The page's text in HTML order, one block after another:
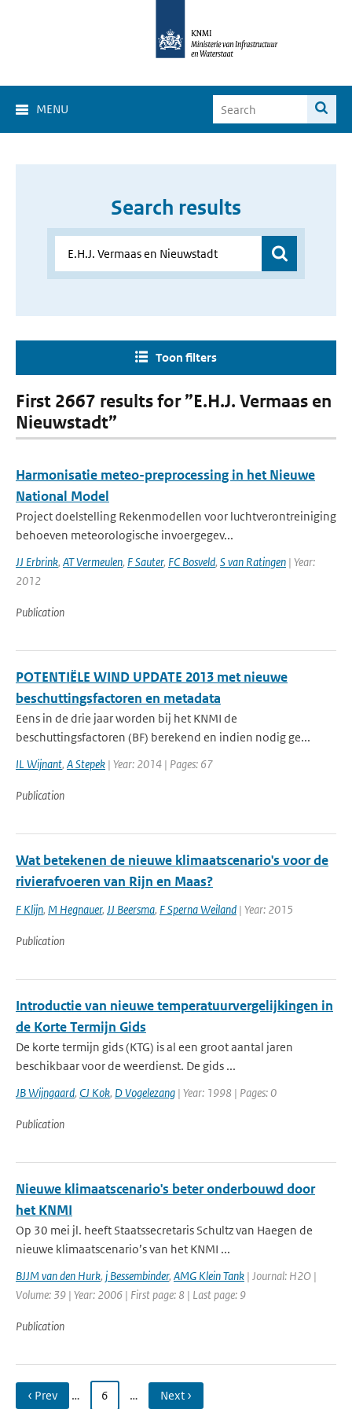
MENU
Search results
Toon filters
First 2667 results for ”E.H.J. Vermaas en
Nieuwstadt”
Harmonisatie meteo-preprocessing in het Nieuwe
National Model
Project doelstelling Rekenmodellen voor luchtverontreiniging
behoeven meteorologische invoergegev...
JJ Erbrink, AT Vermeulen, F Sauter, FC Bosveld, S van Ratingen | Year:
2012
Publication
POTENTIËLE WIND UPDATE 2013 met nieuwe
beschuttingsfactoren en metadata
Eens in de drie jaar worden bij het KNMI de
beschuttingsfactoren (BF) berekend en indien nodig ge...
IL Wijnant, A Stepek | Year: 2014 | Pages: 67
Publication
Wat betekenen de nieuwe klimaatscenario's voor de
rivierafvoeren van Rijn en Maas?
F Klijn, M Hegnauer, JJ Beersma, F Sperna Weiland | Year: 2015
Publication
Introductie van nieuwe temperatuurvergelijkingen in
de Korte Termijn Gids
De korte termijn gids (KTG) is al een groot aantal jaren
beschikbaar voor de weerdienst. De gids ...
JB Wijngaard, CJ Kok, D Vogelezang | Year: 1998 | Pages: 0
Publication
Nieuwe klimaatscenario's beter onderbouwd door
het KNMI
Op 30 mei jl. heeft Staatssecretaris Schultz van Haegen de
nieuwe klimaatscenario’s van het KNMI ...
BJJM van den Hurk, j Bessembinder, AMG Klein Tank | Journal: H2O |
Volume: 39 | Year: 2006 | First page: 8 | Last page: 9
Publication
‹ Prev … 6 … Next ›